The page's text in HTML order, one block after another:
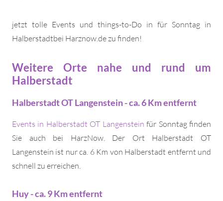
jetzt tolle Events und things-to-Do in für Sonntag in
Halberstadtbei Harznow.de zu finden!
Weitere Orte nahe und rund um
Halberstadt
Halberstadt OT Langenstein - ca. 6 Km entfernt
Events in Halberstadt OT Langenstein für Sonntag finden
Sie auch bei HarzNow. Der Ort Halberstadt OT
Langenstein ist nur ca. 6 Km von Halberstadt entfernt und
schnell zu erreichen.
Huy - ca. 9 Km entfernt